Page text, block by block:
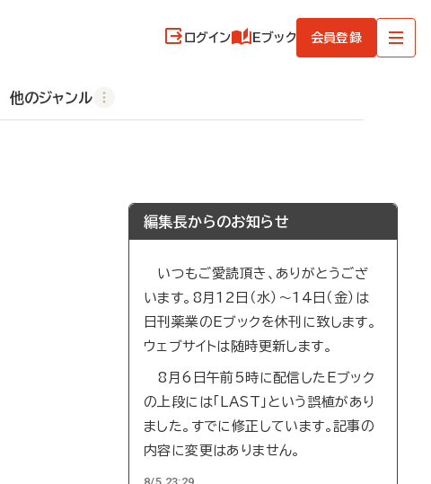
ログイン Eブック 会員登録
他のジャンル
編集長からのお知らせ
いつもご愛読頂き、ありがとうござ
います。8月12日（水）～14日（金）は
日刊薬業のEブックを休刊に致します。
ウェブサイトは随時更新します。
8月6日午前5時に配信したEブック
の上段には「LAST」という誤植があり
ました。すでに修正しています。記事の
内容に変更はありません。